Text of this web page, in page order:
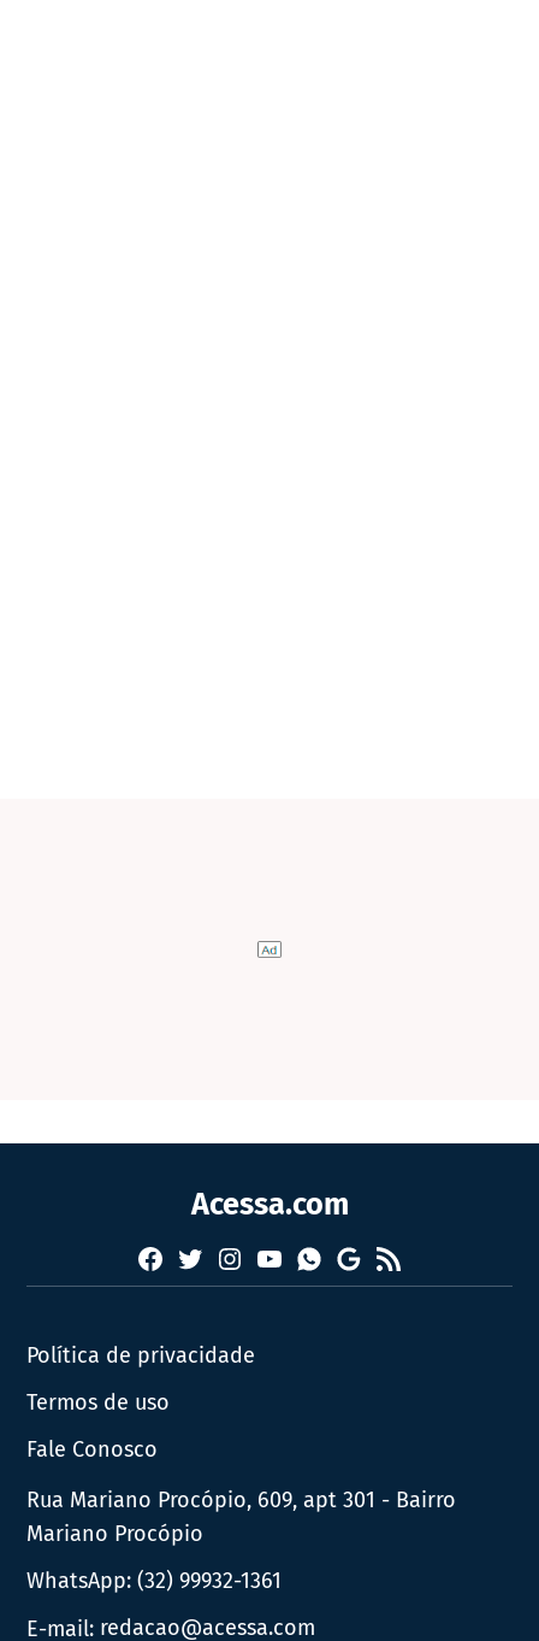
Acessa.com
Facebook
TwitterInstagram
YouTubeWhatsapp
Google
News
RSS
Política de privacidade
Termos de uso
Fale Conosco
Rua Mariano Procópio, 609, apt 301 - Bairro
Mariano Procópio
WhatsApp:(32) 99932-1361
E-mail: redacao@acessa.com